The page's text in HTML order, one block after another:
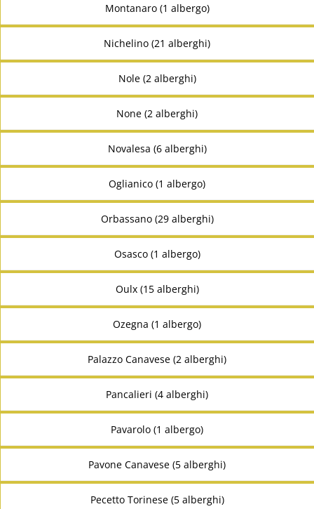
Montanaro (1 albergo)
Nichelino (21 alberghi)
Nole (2 alberghi)
None (2 alberghi)
Novalesa (6 alberghi)
Oglianico (1 albergo)
Orbassano (29 alberghi)
Osasco (1 albergo)
Oulx (15 alberghi)
Ozegna (1 albergo)
Palazzo Canavese (2 alberghi)
Pancalieri (4 alberghi)
Pavarolo (1 albergo)
Pavone Canavese (5 alberghi)
Pecetto Torinese (5 alberghi)